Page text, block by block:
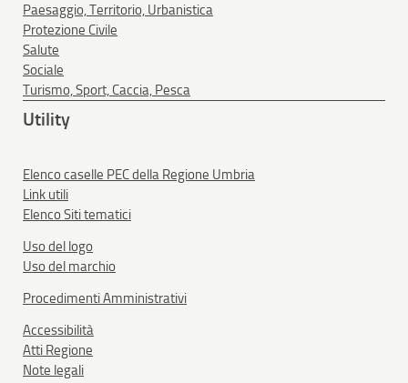
Paesaggio, Territorio, Urbanistica
Protezione Civile
Salute
Sociale
Turismo, Sport, Caccia, Pesca
Utility
Elenco caselle PEC della Regione Umbria
Link utili
Elenco Siti tematici
Uso del logo
Uso del marchio
Procedimenti Amministrativi
Accessibilità
Atti Regione
Note legali